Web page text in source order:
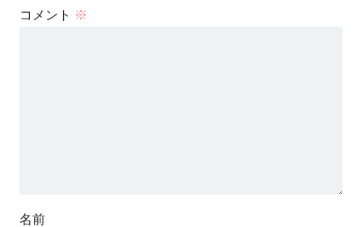
コメント ※
名前